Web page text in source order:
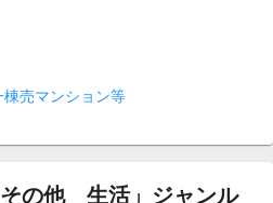
売マンション等
の他 生活」ジャンル